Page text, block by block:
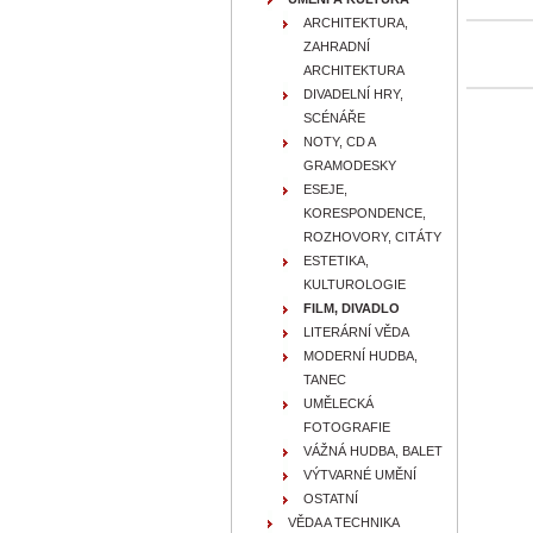
ARCHITEKTURA,
ZAHRADNÍ
ARCHITEKTURA
DIVADELNÍ HRY,
SCÉNÁŘE
NOTY, CD A
GRAMODESKY
ESEJE,
KORESPONDENCE,
ROZHOVORY, CITÁTY
ESTETIKA,
KULTUROLOGIE
FILM, DIVADLO
LITERÁRNÍ VĚDA
MODERNÍ HUDBA,
TANEC
UMĚLECKÁ
FOTOGRAFIE
VÁŽNÁ HUDBA, BALET
VÝTVARNÉ UMĚNÍ
OSTATNÍ
VĚDA A TECHNIKA